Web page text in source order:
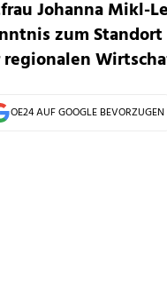
Johanna
zum
OE24 AUF GOOGLE BEVORZUGEN